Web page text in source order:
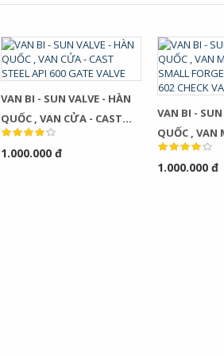
VAN BI - SUN VALVE - HÀN
QUỐC , VAN CỬA - CAST
1.000.000 đ
VAN BI -
QUỐC , VAN
SMALL
602 CHECK
1.000.000 đ